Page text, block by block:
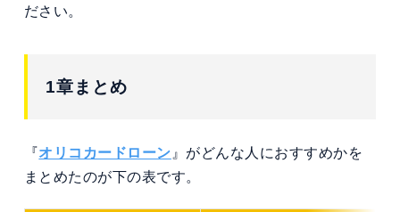
ださい。
1章まとめ
『オリコカードローン 』がどんな人におすすめかを
まとめたのが下の表です。